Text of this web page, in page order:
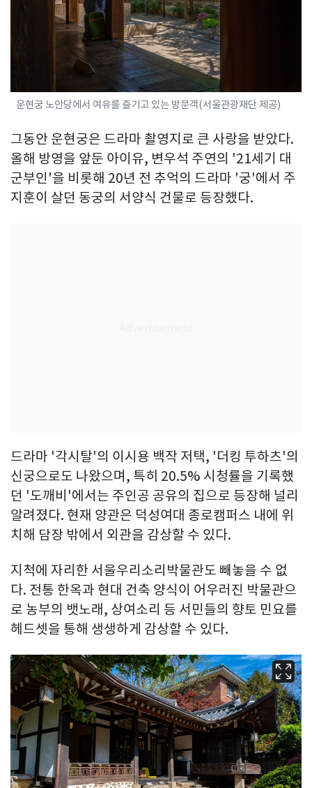
운현궁 노안당에서 여유를 즐기고 있는 방문객(서울관광재단 제공)
그동안 운현궁은 드라마 촬영지로 큰 사랑을 받았다.
올해 방영을 앞둔 아이유, 변우석 주연의 '21세기 대
군부인'을 비롯해 20년 전 추억의 드라마 '궁'에서 주
지훈이 살던 동궁의 서양식 건물로 등장했다.
드라마 '각시탈'의 이시용 백작 저택, '더킹 투하츠'의
신궁으로도 나왔으며, 특히 20.5% 시청률을 기록했
던 '도깨비'에서는 주인공 공유의 집으로 등장해 널리
알려졌다. 현재 양관은 덕성여대 종로캠퍼스 내에 위
치해 담장 밖에서 외관을 감상할 수 있다.
지척에 자리한 서울우리소리박물관도 빼놓을 수 없
다. 전통 한옥과 현대 건축 양식이 어우러진 박물관으
로 농부의 뱃노래, 상여소리 등 서민들의 향토 민요를
헤드셋을 통해 생생하게 감상할 수 있다.